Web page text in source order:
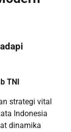
TNI
strategi vital
Indonesia
dinamika